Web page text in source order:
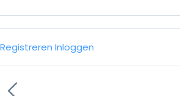
Registreren Inloggen